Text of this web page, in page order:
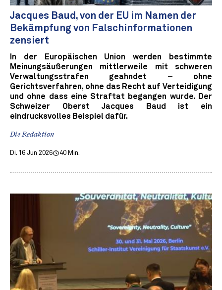
Jacques Baud, von der EU im Namen der
Bekämpfung von Falschinformationen
zensiert
In der Europäischen Union werden bestimmte
Meinungsäußerungen mittlerweile mit schweren
Verwaltungsstrafen geahndet – ohne
Gerichtsverfahren, ohne das Recht auf Verteidigung
und ohne dass eine Straftat begangen wurde. Der
Schweizer Oberst Jacques Baud ist ein
eindrucksvolles Beispiel dafür.
Die Redaktion
Di. 16 Jun 2026 40 Min.